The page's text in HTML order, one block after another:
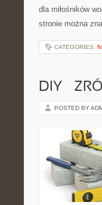
dla miłośników
stronie można
CATEGORIES:
DIY –
POSTED BY